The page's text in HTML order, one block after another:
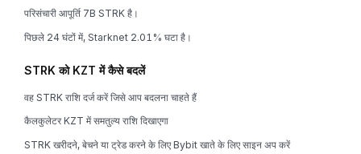
परिसंचारी आपूर्ति 7B STRK है।
पिछले 24 घंटों में, Starknet 2.01% घटा है।
STRK को KZT में कैसे बदलें
वह STRK राशि दर्ज करें जिसे आप बदलना चाहते हैं
कैलकुलेटर KZT में समतुल्य राशि दिखाएगा
STRK खरीदने, बेचने या ट्रेड करने के लिए Bybit खाते के लिए साइन अप करें